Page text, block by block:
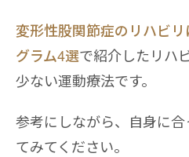
変形性股関節症のリハビ
グラム4選で紹介したリハ
少ない運動療法です。
参考にしながら、自身に
てみてください。